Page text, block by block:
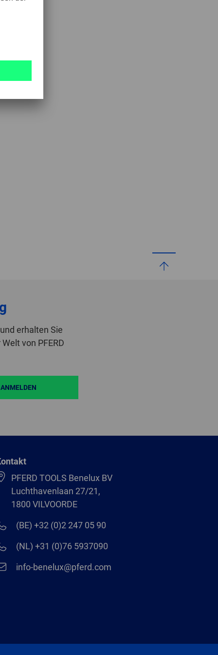
erhalten Sie
von PFERD
ANMELDEN
PFERD TOOLS Benelux BV
Luchthavenlaan 27/21,
1800 VILVOORDE
(BE) +32 (0)2 247 05 90
(NL) +31 (0)76 5937090
info-benelux@pferd.com